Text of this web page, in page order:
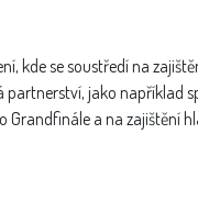
kde se soustředí na
jako například
a na zajištění